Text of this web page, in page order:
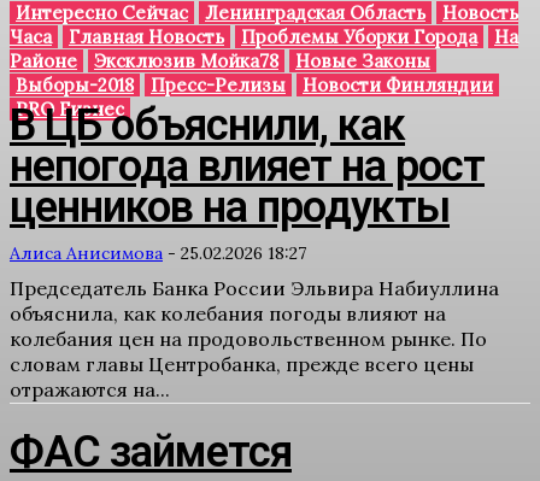
Интересно Сейчас Ленинградская Область
Новость
Часа
Главная Новость Проблемы Уборки Города
На
Районе
Эксклюзив Мойка78
Новые Законы
Выборы-2018
Пресс-Релизы
Новости Финляндии
PRO Бизнес
В ЦБ объяснили, как
непогода влияет на рост
ценников на продукты
Алиса Анисимова - 25.02.2026 18:27
Председатель Банка России Эльвира Набиуллина
объяснила, как колебания погоды влияют на
колебания цен на продовольственном рынке. По
словам главы Центробанка, прежде всего цены
отражаются на...
ФАС займется